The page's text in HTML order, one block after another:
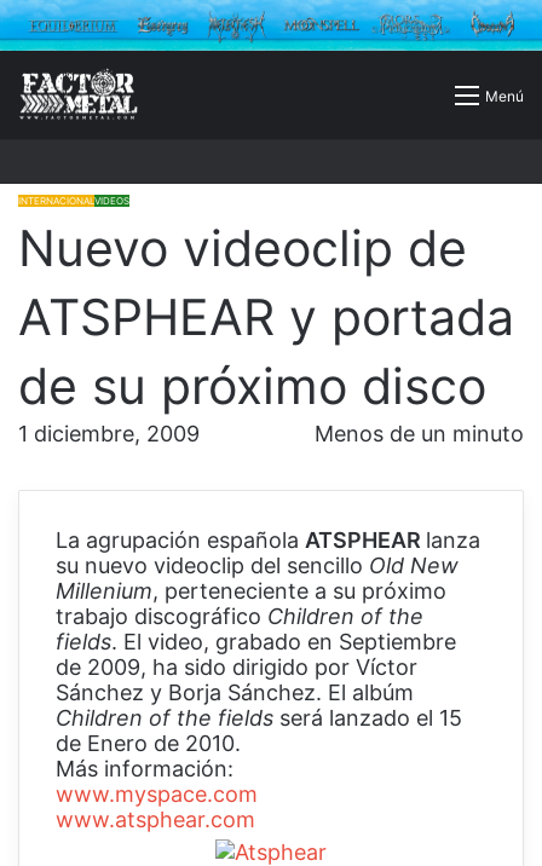
Menú
Buscar
INTERNACIONALVIDEOS
Nuevo videoclip de
ATSPHEAR y portada
de su próximo disco
1 diciembre, 2009 Menos de un minuto
La agrupación española ATSPHEAR lanza
su nuevo videoclip del sencillo Old New
Millenium, perteneciente a su próximo
trabajo discográfico Children of the
fields. El video, grabado en Septiembre
de 2009, ha sido dirigido por Víctor
Sánchez y Borja Sánchez. El albúm
Children of the fields será lanzado el 15
de Enero de 2010.
Más información:
www.myspace.com
www.atsphear.com